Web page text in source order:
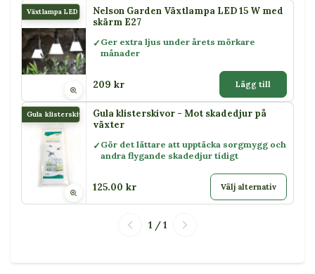
Växtlampa LED 15 WNelson Garden Växtlampa LED 15 W med
skärm E27
Ger extra ljus under årets mörkare
månader
209 kr Lägg till
Gula klisterskivor
Gula klisterskivor - Mot skadedjur på
växter
Gör det lättare att upptäcka sorgmygg och
andra flygande skadedjur tidigt
125.00 kr Välj alternativ
1 / 1